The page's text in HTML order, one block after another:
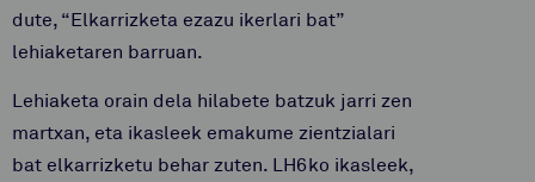
dute, “Elkarrizketa ezazu ikerlari bat”
lehiaketaren barruan.
Lehiaketa orain dela hilabete batzuk jarri zen
martxan, eta ikasleek emakume zientzialari
bat elkarrizketu behar zuten. LH6ko ikasleek,